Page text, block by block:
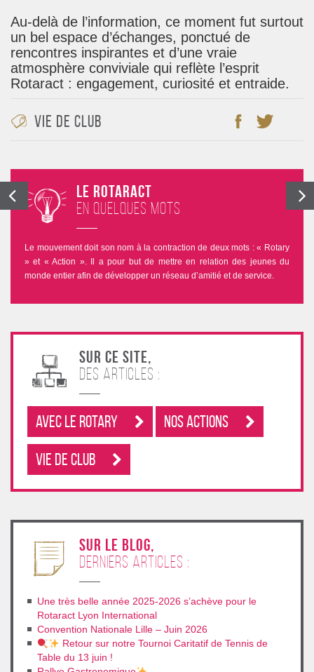
Au-delà de l’information, ce moment fut surtout
un bel espace d’échanges, ponctué de
rencontres inspirantes et d’une vraie
atmosphère conviviale qui reflète l’esprit
Rotaract : engagement, curiosité et entraide.
Vie de club
Le Rotaract
en quelques mots
Le mouvement doit son nom à la contraction de deux mots : « Rotary
» et « Action ». Il a pour but de mettre en relation des jeunes du
monde entier afin de développer un réseau d’amitié et de service.
Sur ce site,
des articles :
Avec le rotary Nos Actions
Vie de club
sur le blog,
derniers articles :
Une très belle année 2025-2026 s’achève pour le
Rotaract Lyon International
Convention Nationale Lille – Juin 2026
Retour sur notre Tournoi Caritatif de Tennis de
Table du 13 juin !